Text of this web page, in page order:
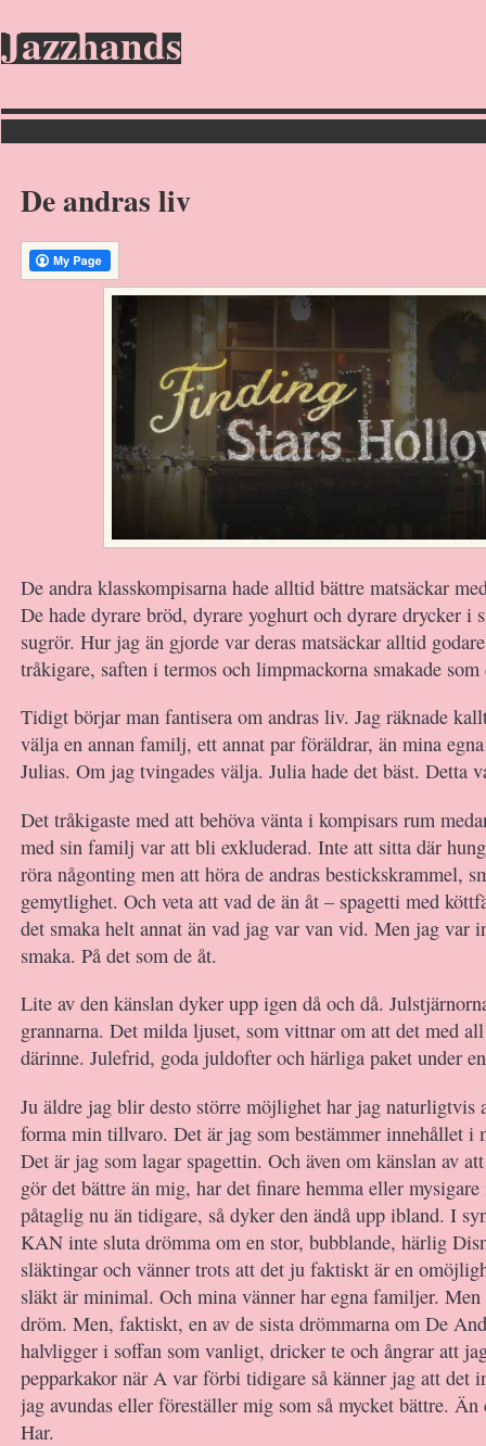
Jazzhands
De andras liv
De andra klasskompisarna hade alltid bättre matsäckar
De hade dyrare bröd, dyrare yoghurt och dyrare drycker i
sugrör. Hur jag än gjorde var deras matsäckar alltid
tråkigare, saften i termos och limpmackorna smakade
Tidigt börjar man fantisera om andras liv. Jag räknade
välja en annan familj, ett annat par föräldrar, än mina
Julias. Om jag tvingades välja. Julia hade det bäst. Detta
Det tråkigaste med att behöva vänta i kompisars rum
med sin familj var att bli exkluderad. Inte att sitta där
röra någonting men att höra de andras bestickskrammel,
gemytlighet. Och veta att vad de än åt – spagetti med
det smaka helt annat än vad jag var van vid. Men jag var
smaka. På det som de åt.
Lite av den känslan dyker upp igen då och då.
grannarna. Det milda ljuset, som vittnar om att det med
därinne. Julefrid, goda juldofter och härliga paket under
Ju äldre jag blir desto större möjlighet har jag naturligtvis
forma min tillvaro. Det är jag som bestämmer innehållet i
Det är jag som lagar spagettin. Och även om känslan av
gör det bättre än mig, har det finare hemma eller
påtaglig nu än tidigare, så dyker den ändå upp ibland. I
KAN inte sluta drömma om en stor, bubblande, härlig
släktingar och vänner trots att det ju faktiskt är en
släkt är minimal. Och mina vänner har egna familjer. Men
dröm. Men, faktiskt, en av de sista drömmarna om De
halvligger i soffan som vanligt, dricker te och ångrar att
pepparkakor när A var förbi tidigare så känner jag att det
jag avundas eller föreställer mig som så mycket bättre. Än
Har.